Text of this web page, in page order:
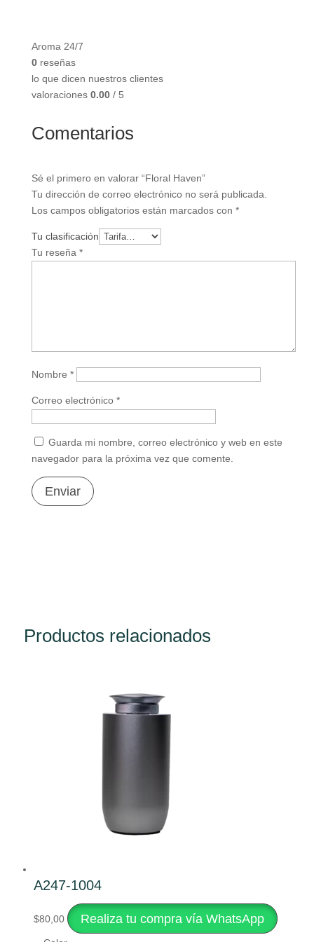
Aroma 24/7
0reseñas
lo que dicen nuestros clientes
valoraciones 0.00/ 5
Comentarios
Sé el primero en valorar “Floral Haven”
Tu dirección de correo electrónico no será publicada.
Los campos obligatorios están marcados con *
Tu clasificación
Tu reseña *
Nombre *
Correo electrónico *
Guarda mi nombre, correo electrónico y web en este
navegador para la próxima vez que comente.
Enviar
Productos relacionados
A247-1004
$80,00
Este
producto
Realiza tu compra vía WhatsApp